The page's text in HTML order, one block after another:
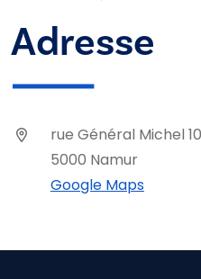
Adresse
rue Général Michel 10
5000 Namur
Google Maps